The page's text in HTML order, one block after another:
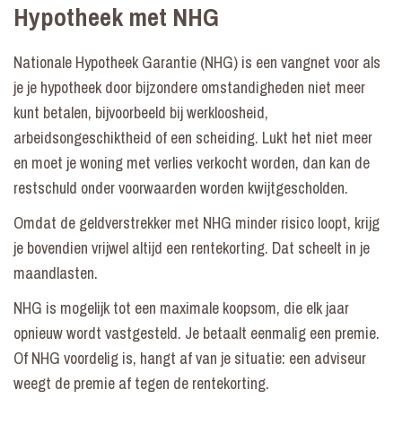
Hypotheek met NHG
Nationale Hypotheek Garantie (NHG) is een vangnet voor als
je je hypotheek door bijzondere omstandigheden niet meer
kunt betalen, bijvoorbeeld bij werkloosheid,
arbeidsongeschiktheid of een scheiding. Lukt het niet meer
en moet je woning met verlies verkocht worden, dan kan de
restschuld onder voorwaarden worden kwijtgescholden.
Omdat de geldverstrekker met NHG minder risico loopt, krijg
je bovendien vrijwel altijd een rentekorting. Dat scheelt in je
maandlasten.
NHG is mogelijk tot een maximale koopsom, die elk jaar
opnieuw wordt vastgesteld. Je betaalt eenmalig een premie.
Of NHG voordelig is, hangt af van je situatie: een adviseur
weegt de premie af tegen de rentekorting.